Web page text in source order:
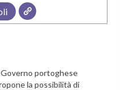
portoghese
la possibilità di